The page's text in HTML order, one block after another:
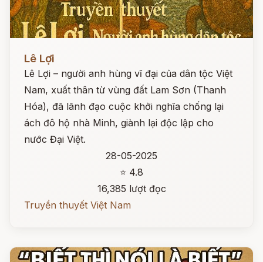
Lê Lợi
Lê Lợi – người anh hùng vĩ đại của dân tộc Việt
Nam, xuất thân từ vùng đất Lam Sơn (Thanh
Hóa), đã lãnh đạo cuộc khởi nghĩa chống lại
ách đô hộ nhà Minh, giành lại độc lập cho
nước Đại Việt.
28-05-2025
⭐ 4.8
16,385 lượt đọc
Truyền thuyết Việt Nam